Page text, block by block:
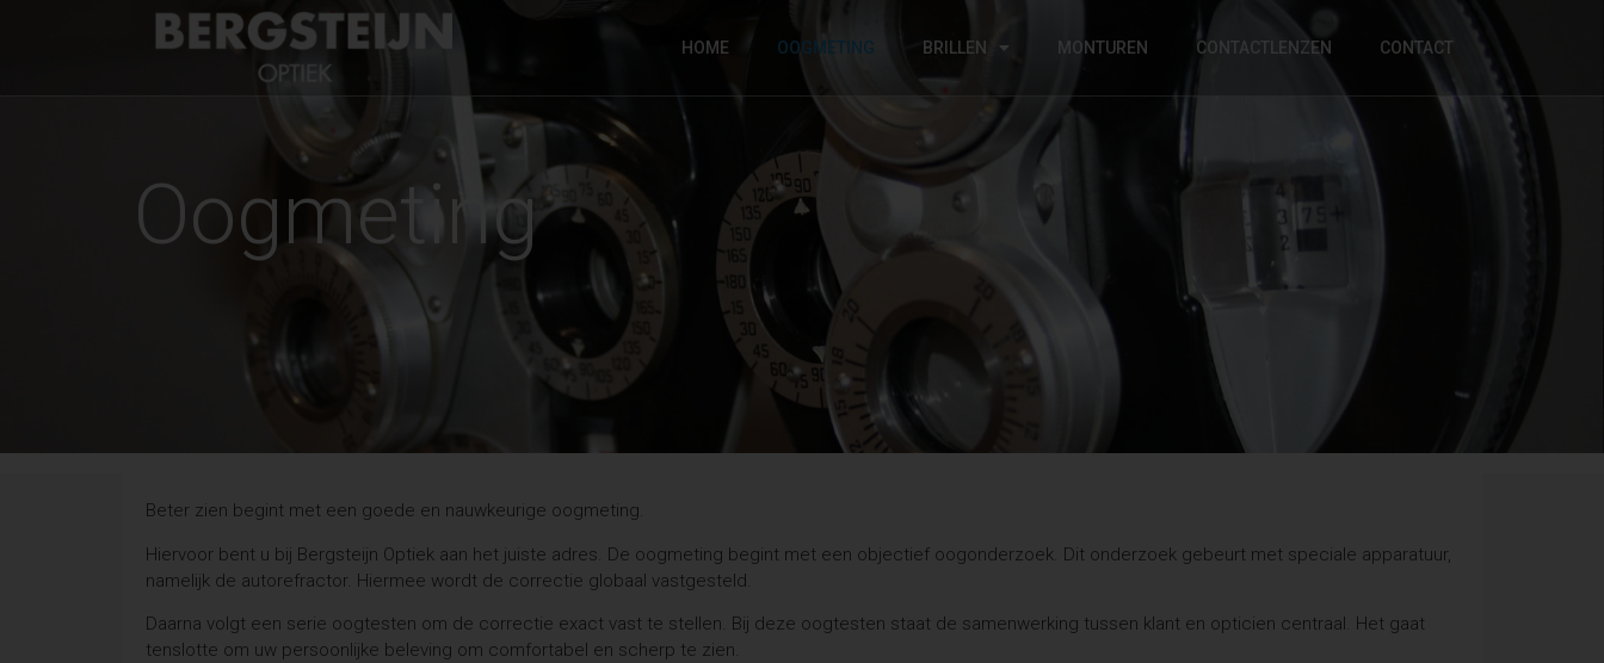
HOME OOGMETING BRILLEN MONTUREN CONTACTLENZEN CONTACT
Oogmeting
Beter zien begint met een goede en nauwkeurige oogmeting.
Hiervoor bent u bij Bergsteijn Optiek aan het juiste adres. De oogmeting begint met een objectief oogonderzoek. Dit onderzoek gebeurt met speciale apparatuur,
namelijk de autorefractor. Hiermee wordt de correctie globaal vastgesteld.
Daarna volgt een serie oogtesten om de correctie exact vast te stellen. Bij deze oogtesten staat de samenwerking tussen klant en opticien centraal. Het gaat
tenslotte om uw persoonlijke beleving om comfortabel en scherp te zien.